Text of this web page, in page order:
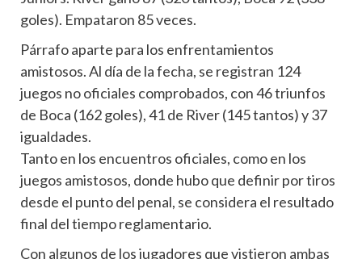
goles). Empataron 85 veces.
Párrafo aparte para los enfrentamientos
amistosos. Al día de la fecha, se registran 124
juegos no oficiales comprobados, con 46 triunfos
de Boca (162 goles), 41 de River (145 tantos) y 37
igualdades.
Tanto en los encuentros oficiales, como en los
juegos amistosos, donde hubo que definir por tiros
desde el punto del penal, se considera el resultado
final del tiempo reglamentario.
Con algunos de los jugadores que vistieron ambas